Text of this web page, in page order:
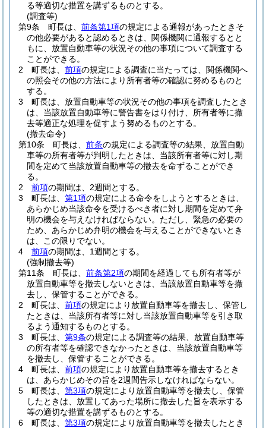
る等適切な措置を講ずるものとする。
(調査等)
第9条
町長は、 前条第1項の規定による通報があったときそ
の他必要があると認めるときは、関係機関に通報するとと
もに、放置自動車等の状況その他の事項について調査する
ことができる。
2
町長は、 前項の規定による調査に当たっては、関係機関へ
の照会その他の方法により所有者等の確認に努めるものと
する。
3
町長は、放置自動車等の状況その他の事項を調査したとき
は、当該放置自動車等に警告書をはり付け、所有者等に撤
去等適正な処理を促すよう努めるものとする。
(撤去命令)
第10条
町長は、 前条の規定による調査等の結果、放置自動
車等の所有者等が判明したときは、当該所有者等に対し期
間を定めて当該放置自動車等の撤去を命ずることができ
る。
2
前項の期間は、2週間とする。
3
町長は、 第1項の規定による命令をしようとするときは、
あらかじめ当該命令を受けるべき者に対し期間を定めて弁
明の機会を与えなければならない。 ただし、緊急の必要の
ため、あらかじめ弁明の機会を与えることができないとき
は、この限りでない。
4
前項の期間は、1週間とする。
(強制撤去等)
第11条
町長は、 前条第2項の期間を経過しても所有者等が
放置自動車等を撤去しないときは、当該放置自動車等を撤
去し、保管することができる。
2
町長は、 前項の規定により放置自動車等を撤去し、保管し
たときは、当該所有者等に対し当該放置自動車等を引き取
るよう通知するものとする。
3
町長は、 第9条の規定による調査等の結果、放置自動車等
の所有者等を確認できなかったときは、当該放置自動車等
を撤去し、保管することができる。
4
町長は、 前項の規定により放置自動車等を撤去するとき
は、あらかじめその旨を2週間告示しなければならない。
5
町長は、 第3項の規定により放置自動車等を撤去し、保管
したときは、放置してあった場所に撤去した旨を表示する
等の適切な措置を講ずるものとする。
6
町長は、 第3項の規定により放置自動車等を撤去したとき